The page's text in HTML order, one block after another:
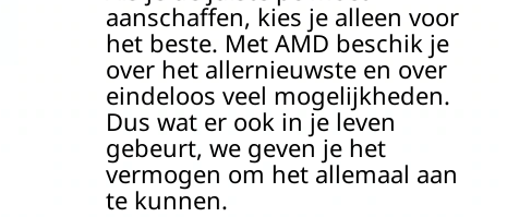
aanschaffen, kies je alleen voor
het beste. Met AMD beschik je
over het allernieuwste en over
eindeloos veel mogelijkheden.
Dus wat er ook in je leven
gebeurt, we geven je het
vermogen om het allemaal aan
te kunnen.